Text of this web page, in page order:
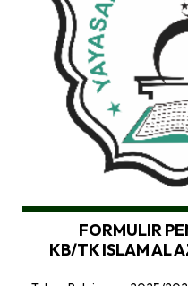
FORMULIR
KB/TK ISLAM AL